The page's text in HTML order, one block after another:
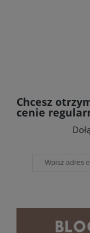
Chcesz
cenie